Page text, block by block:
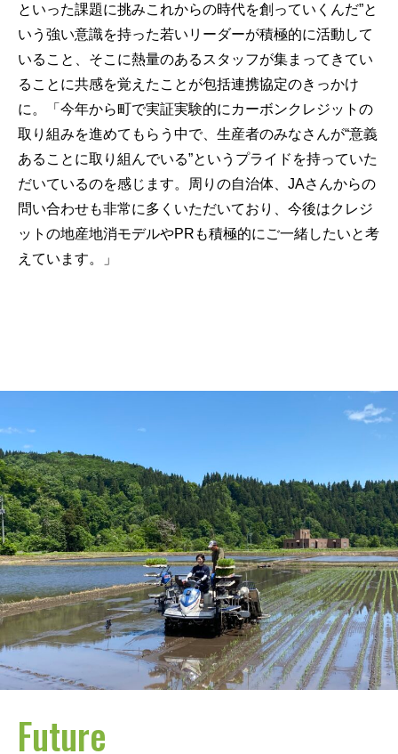
といった課題に挑みこれからの時代を創っていくんだ”と
いう強い意識を持った若いリーダーが積極的に活動して
いること、そこに熱量のあるスタッフが集まってきてい
ることに共感を覚えたことが包括連携協定のきっかけ
に。「今年から町で実証実験的にカーボンクレジットの
取り組みを進めてもらう中で、生産者のみなさんが“意義
あることに取り組んでいる”というプライドを持っていた
だいているのを感じます。周りの自治体、JAさんからの
問い合わせも非常に多くいただいており、今後はクレジ
ットの地産地消モデルやPRも積極的にご一緒したいと考
えています。」
Future